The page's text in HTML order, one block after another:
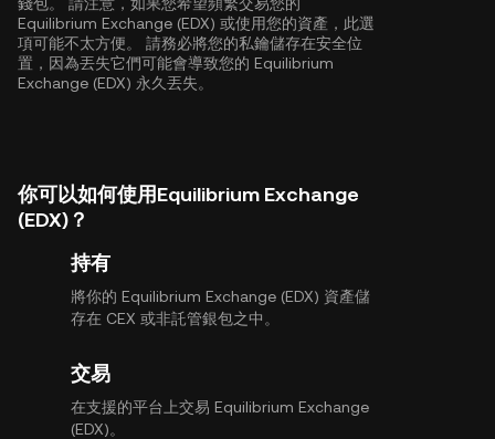
Equilibrium Exchange (EDX) 或使用您的資產，此選
項可能不太方便。 請務必將您的私鑰儲存在安全位
置，因為丟失它們可能會導致您的 Equilibrium
Exchange (EDX) 永久丟失。
你可以如何使用Equilibrium Exchange
(EDX)？
持有
將你的 Equilibrium Exchange (EDX) 資產儲
存在 CEX 或非託管銀包之中。
交易
在支援的平台上交易 Equilibrium Exchange
(EDX)。